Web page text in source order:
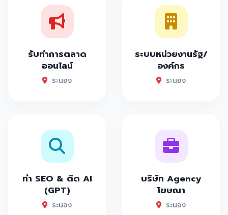
รับทำการตลาด
ออนไลน์
ระนอง
ระบบหน่วยงานรัฐ/
องค์กร
ระนอง
ทำ SEO & ติด AI
(GPT)
ระนอง
บริษัท Agency
โฆษณา
ระนอง